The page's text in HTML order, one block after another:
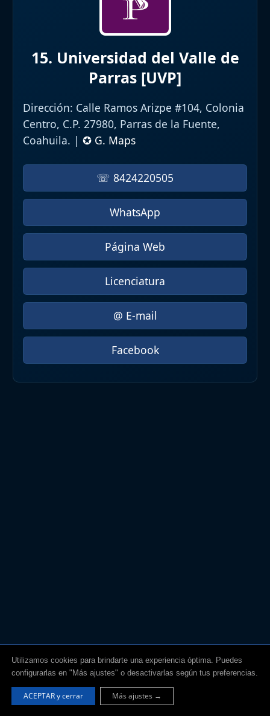
15. Universidad del Valle de
Parras [UVP]
Dirección: Calle Ramos Arizpe #104, Colonia
Centro, C.P. 27980, Parras de la Fuente,
Coahuila. | ✪ G. Maps
☏ 8424220505
WhatsApp
Página Web
Licenciatura
@ E-mail
Facebook
Utilizamos cookies para brindarte una experiencia óptima. Puedes
configurarlas en "Más ajustes" o desactivarlas según tus preferencias.
ACEPTAR y cerrar Más ajustes →